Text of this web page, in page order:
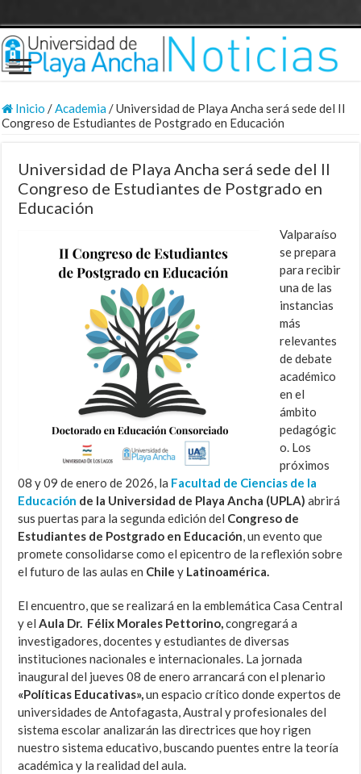
Inicio /Academia/Universidad de Playa Ancha será sede del II
Congreso de Estudiantes de Postgrado en Educación
Universidad de Playa Ancha será sede del II
Congreso de Estudiantes de Postgrado en
Educación
Valparaíso
se prepara
para recibir
una de las
instancias
más
relevantes
de debate
académico
en el
ámbito
pedagógic
o. Los
próximos
08 y 09 de enero de 2026, la Facultad de Ciencias de la
Educación de la Universidad de Playa Ancha (UPLA) abrirá
sus puertas para la segunda edición del Congreso de
Estudiantes de Postgrado en Educación, un evento que
promete consolidarse como el epicentro de la reflexión sobre
el futuro de las aulas en Chile y Latinoamérica.
El encuentro, que se realizará en la emblemática Casa Central
y elAula Dr. Félix Morales Pettorino,congregará a
investigadores, docentes y estudiantes de diversas
instituciones nacionales e internacionales. La jornada
inaugural del jueves 08 de enero arrancará con el plenario
«Políticas Educativas»,un espacio crítico donde expertos de
universidades de Antofagasta, Austral y profesionales del
sistema escolar analizarán las directrices que hoy rigen
nuestro sistema educativo, buscando puentes entre la teoría
académica y la realidad del aula.